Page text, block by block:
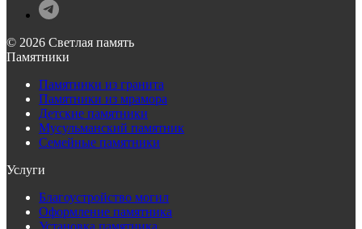
© 2026 Светлая память
Памятники
Памятники из гранита
Памятники из мрамора
Детские памятники
Мусульманский памятник
Семейные памятники
Услуги
Благоустройство могил
Оформление памятника
Установка памятника